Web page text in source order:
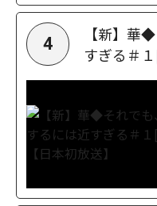
4
【新】華
すぎる＃